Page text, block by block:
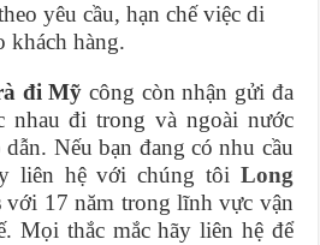
yêu cầu, hạn chế việc di
khách hàng.
đi Mỹ công còn nhận gửi đa
nhau đi trong và ngoài nước
Nếu bạn đang có nhu cầu
liên hệ với chúng tôi Long
với 17 năm trong lĩnh vực vận
Mọi thắc mắc hãy liên hệ để